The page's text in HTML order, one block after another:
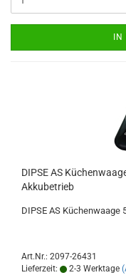
DIPSE AS
Akkubetrieb
DIPSE AS
Art.Nr.: 2097-26431
Lieferzeit:
2-3 Werktage